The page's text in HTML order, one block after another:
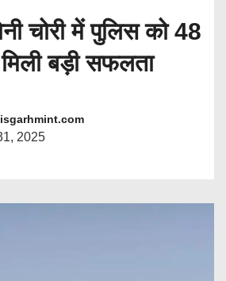
चोरी में पुलिस को 48
बड़ी सफलता
2025